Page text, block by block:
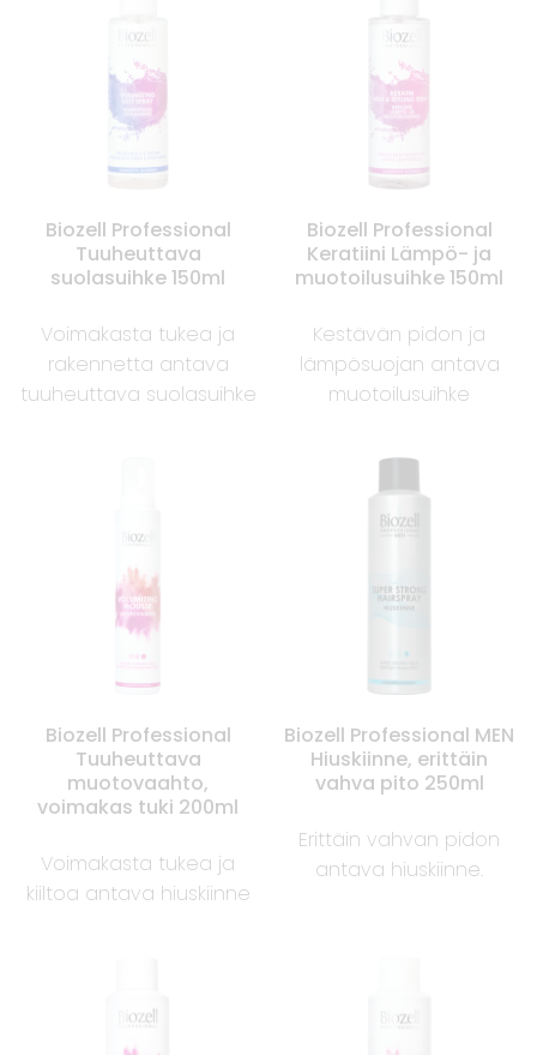
Biozell Professional
Tuuheuttava
suolasuihke 150ml
Voimakasta tukea ja
rakennetta antava
tuuheuttava suolasuihke
Biozell Professional
Keratiini Lämpö- ja
muotoilusuihke 150ml
Kestävän pidon ja
lämpösuojan antava
muotoilusuihke
Biozell Professional
Tuuheuttava
muotovaahto,
voimakas tuki 200ml
Voimakasta tukea ja
kiiltoa antava hiuskiinne
Biozell Professional MEN
Hiuskiinne, erittäin
vahva pito 250ml
Erittäin vahvan pidon
antava hiuskiinne.